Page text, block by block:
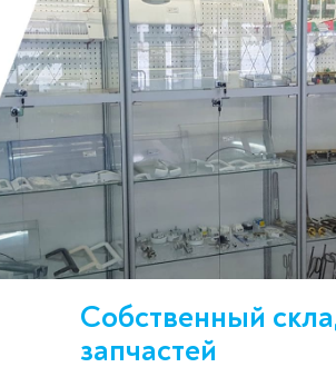
Собственный
запчастей